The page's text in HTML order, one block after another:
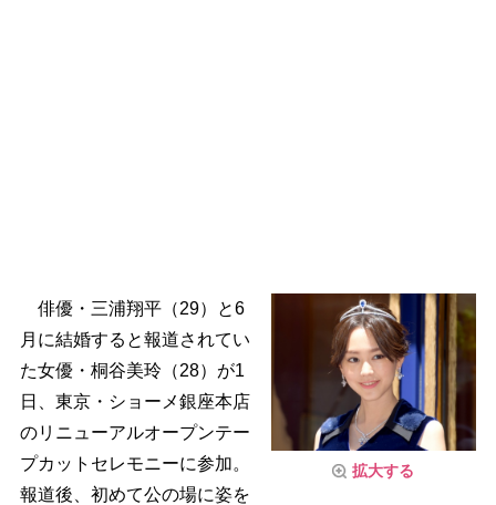
拡大する
俳優・三浦翔平（29）と6
月に結婚すると報道されてい
た女優・桐谷美玲（28）が1
日、東京・ショーメ銀座本店
のリニューアルオープンテー
プカットセレモニーに参加。
報道後、初めて公の場に姿を